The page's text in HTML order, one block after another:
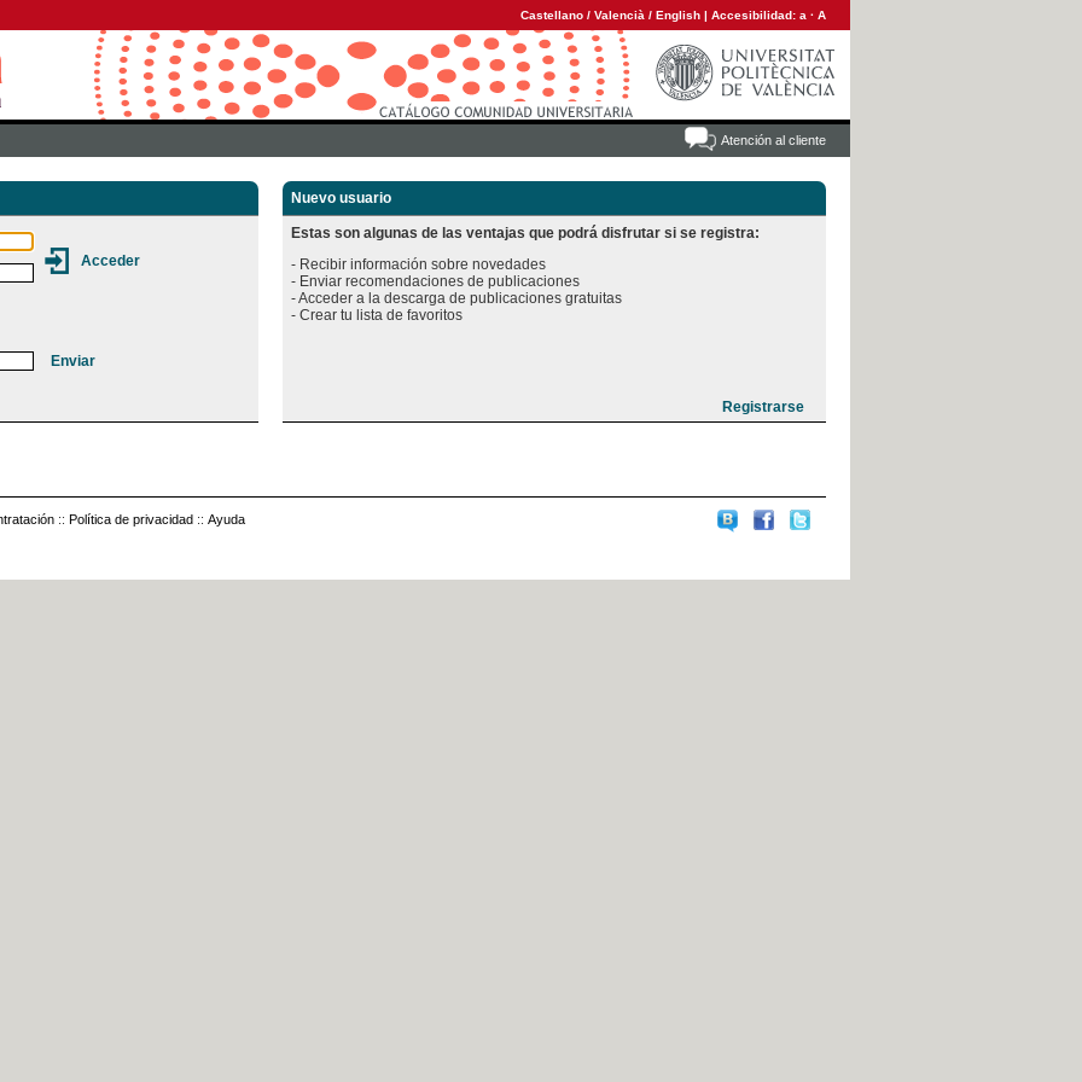
Castellano / Valencià / English | Accesibilidad: a · A
Atención al cliente
Nuevo usuario
Estas son algunas de las ventajas que podrá disfrutar si se registra:
- Recibir información sobre novedades
- Enviar recomendaciones de publicaciones
- Acceder a la descarga de publicaciones gratuitas
:: Política de privacidad :: Ayuda